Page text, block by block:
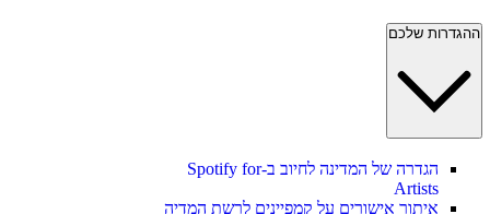
ההגדרות שלכם
הגדרה של המדינה לחיוב ב-Spotify for
Artists
איתור אישורים על קמפיינים לרשת המדיה